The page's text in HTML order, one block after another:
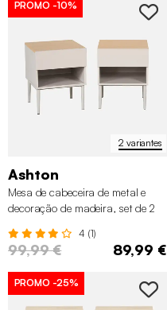
2 variantes
PROMO -10%
Ashton
Mesa de cabeceira de metal e
decoração de madeira, set de 2
4 (1)
99,99 € 89,99 €
PROMO -25%